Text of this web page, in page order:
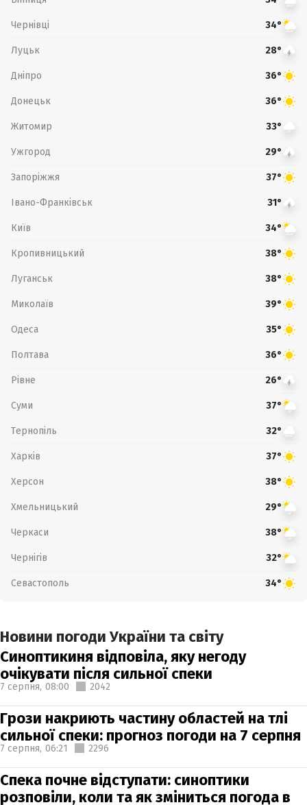
Чернівці 34°
Луцьк 28°
Дніпро 36°
Донецьк 36°
Житомир 33°
Ужгород 29°
Запоріжжя 37°
Івано-Франківськ 31°
Київ 34°
Кропивницький 38°
Луганськ 38°
Миколаїв 39°
Одеса 35°
Полтава 36°
Рівне 26°
Суми 37°
Тернопіль 32°
Харків 37°
Херсон 38°
Хмельницький 29°
Черкаси 38°
Чернігів 32°
Севастополь 34°
Новини погоди України та світу
Синоптикиня відповіла, яку негоду
очікувати після сильної спеки
7 серпня, 08:00 2042
Грози накриють частину областей на тлі
сильної спеки: прогноз погоди на 7 серпня
7 серпня, 06:21 2296
Спека почне відступати: синоптики
розповіли, коли та як зміниться погода в